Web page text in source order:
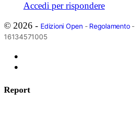
Accedi per rispondere
© 2026 - Edizioni Open- Regolamento-
16134571005
Report